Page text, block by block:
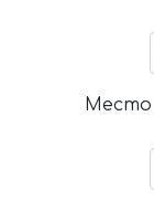
Место